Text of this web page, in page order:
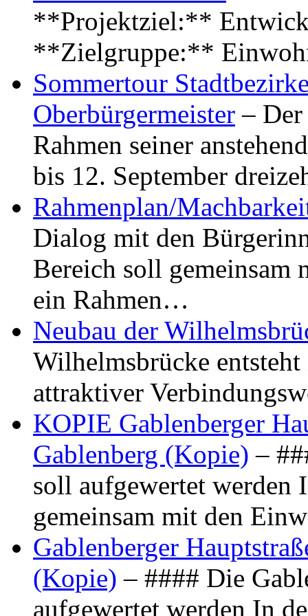
**Projektziel:**
**Zielgruppe:**
Sommertour
Oberbürgermeister –
Rahmen seiner
bis 12. September
Rahmenplan/
Dialog mit den
Bereich soll gemeinsam
ein Rahmen…
Neubau der
Wilhelmsbrücke
attraktiver
KOPIE Gablenberger
Gablenberg (Kopie) –
soll aufgewertet werden
gemeinsam mit den
Gablenberger
(Kopie) – #### Die
aufgewertet werden In